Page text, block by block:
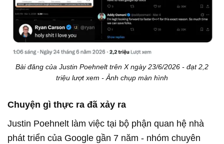
Bài đăng của Justin Poehnelt trên X ngày 23/6/2026 - đạt 2,2
triệu lượt xem - Ảnh chụp màn hình
Chuyện gì thực ra đã xảy ra
Justin Poehnelt làm việc tại bộ phận quan hệ nhà
phát triển của Google gần 7 năm - nhóm chuyên